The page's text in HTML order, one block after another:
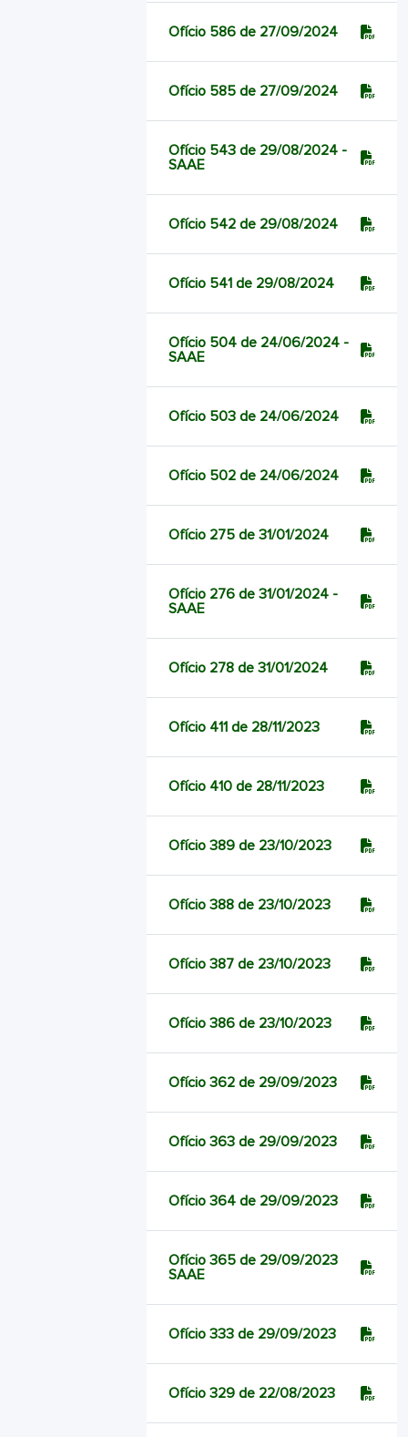
Ofício 586 de 27/09/2024
Ofício 585 de 27/09/2024
Ofício 543 de 29/08/2024 -
SAAE
Ofício 542 de 29/08/2024
Ofício 541 de 29/08/2024
Ofício 504 de 24/06/2024 -
SAAE
Ofício 503 de 24/06/2024
Ofício 502 de 24/06/2024
Ofício 275 de 31/01/2024
Ofício 276 de 31/01/2024 -
SAAE
Ofício 278 de 31/01/2024
Ofício 411 de 28/11/2023
Ofício 410 de 28/11/2023
Ofício 389 de 23/10/2023
Ofício 388 de 23/10/2023
Ofício 387 de 23/10/2023
Ofício 386 de 23/10/2023
Ofício 362 de 29/09/2023
Ofício 363 de 29/09/2023
Ofício 364 de 29/09/2023
Ofício 365 de 29/09/2023
SAAE
Ofício 333 de 29/09/2023
Ofício 329 de 22/08/2023